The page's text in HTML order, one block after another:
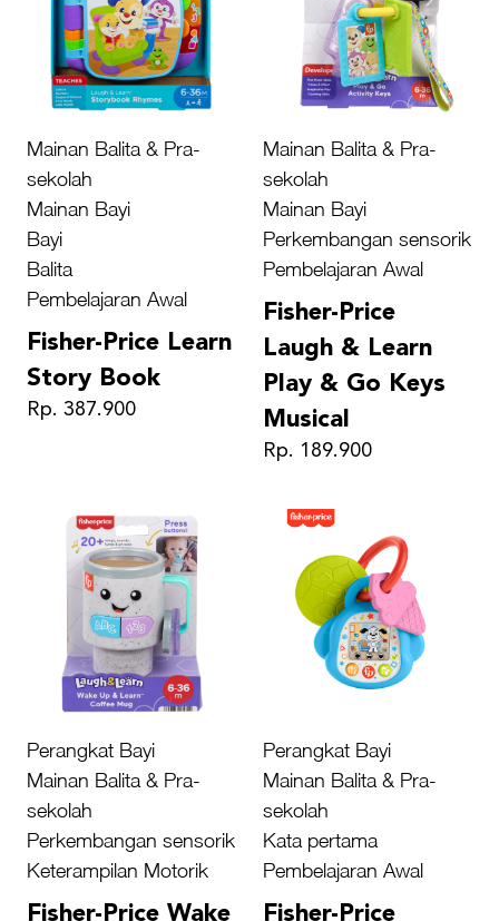
Mainan Balita & Pra-
sekolah
Mainan Bayi
Bayi
Balita
Pembelajaran Awal
Fisher-Price Learn
Story Book
Rp. 387.900
Mainan Balita & Pra-
sekolah
Mainan Bayi
Perkembangan sensorik
Pembelajaran Awal
Fisher-Price
Laugh & Learn
Play & Go Keys
Musical
Rp. 189.900
Perangkat Bayi
Mainan Balita & Pra-
sekolah
Perkembangan sensorik
Keterampilan Motorik
Fisher-Price Wake
Perangkat Bayi
Mainan Balita & Pra-
sekolah
Kata pertama
Pembelajaran Awal
Fisher-Price